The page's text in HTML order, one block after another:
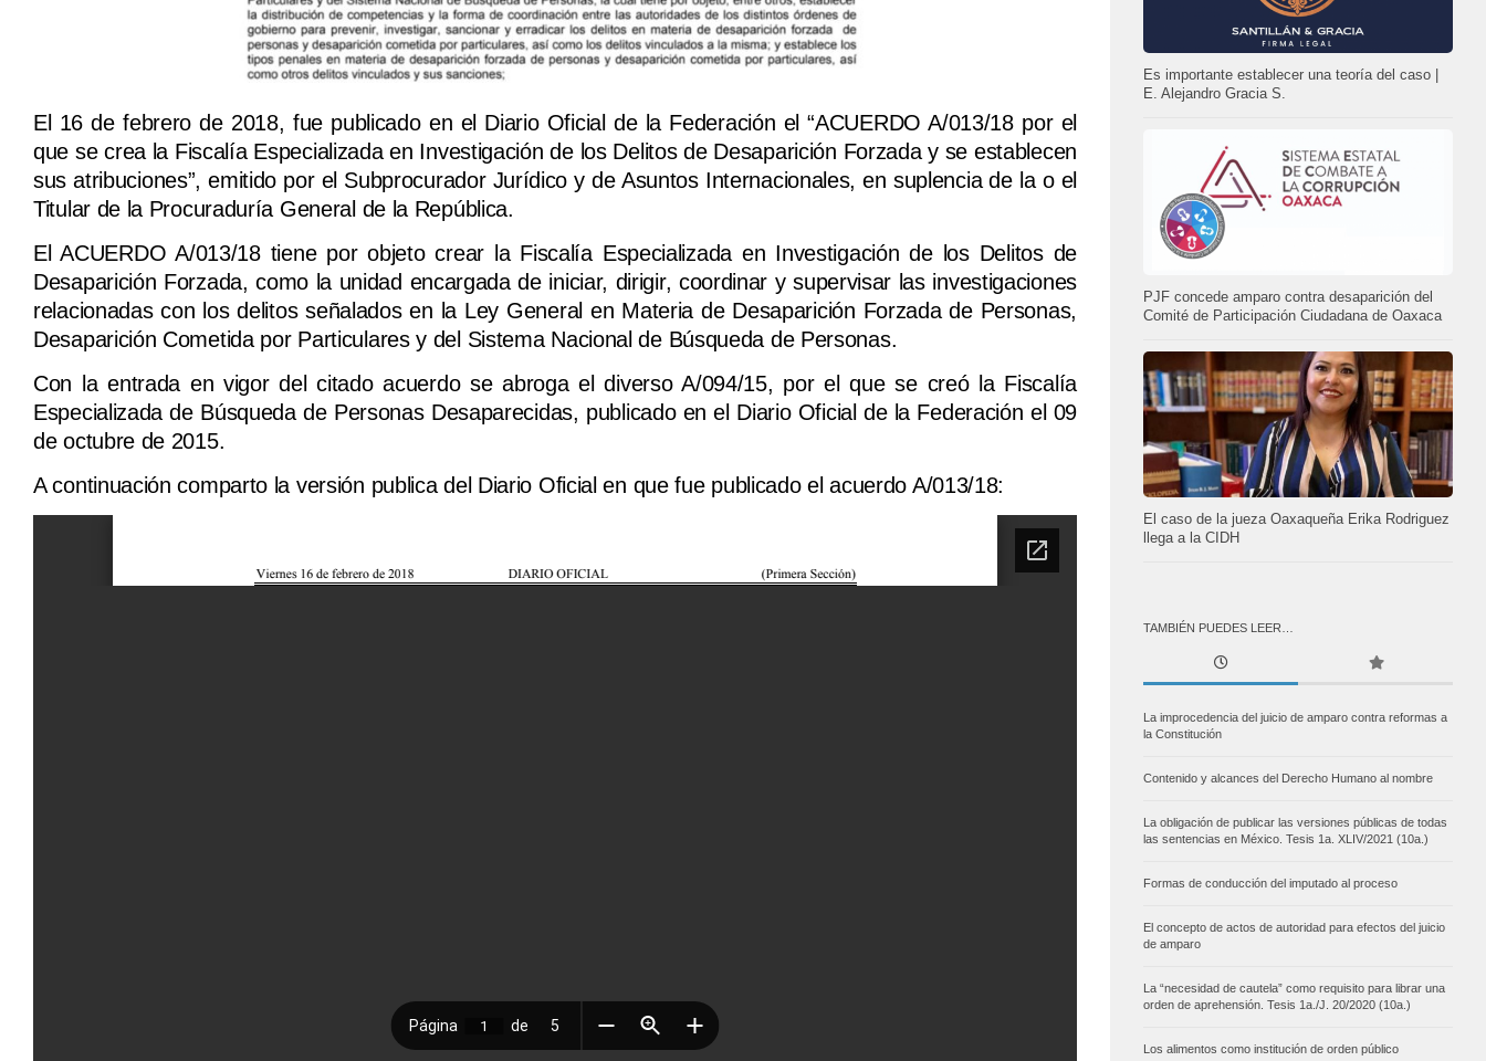
El 16 de febrero de 2018, fue publicado en el Diario Oficial de la Federación el “ACUERDO A/013/18 por el
que se crea la Fiscalía Especializada en Investigación de los Delitos de Desaparición Forzada y se establecen
sus atribuciones”, emitido por el Subprocurador Jurídico y de Asuntos Internacionales, en suplencia de la o el
Titular de la Procuraduría General de la República.
El ACUERDO A/013/18 tiene por objeto crear la Fiscalía Especializada en Investigación de los Delitos de
Desaparición Forzada, como la unidad encargada de iniciar, dirigir, coordinar y supervisar las investigaciones
relacionadas con los delitos señalados en la Ley General en Materia de Desaparición Forzada de Personas,
Desaparición Cometida por Particulares y del Sistema Nacional de Búsqueda de Personas.
Con la entrada en vigor del citado acuerdo se abroga el diverso A/094/15, por el que se creó la Fiscalía
Especializada de Búsqueda de Personas Desaparecidas, publicado en el Diario Oficial de la Federación el 09
de octubre de 2015.
A continuación comparto la versión publica del Diario Oficial en que fue publicado el acuerdo A/013/18:
Es importante establecer una teoría del caso |
E. Alejandro Gracia S.
PJF concede amparo contra desaparición del
Comité de Participación Ciudadana de Oaxaca
El caso de la jueza Oaxaqueña Erika Rodriguez
llega a la CIDH
TAMBIÉN PUEDES LEER…
La improcedencia del juicio de amparo contra reformas a
la Constitución
Contenido y alcances del Derecho Humano al nombre
La obligación de publicar las versiones públicas de todas
las sentencias en México. Tesis 1a. XLIV/2021 (10a.)
Formas de conducción del imputado al proceso
El concepto de actos de autoridad para efectos del juicio
de amparo
La “necesidad de cautela” como requisito para librar una
orden de aprehensión. Tesis 1a./J. 20/2020 (10a.)
Los alimentos como institución de orden público